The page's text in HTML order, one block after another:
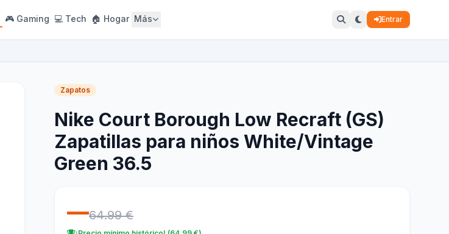
🎮 Gaming 💻 Tech 🏠 Hogar Más Entrar
Zapatos
Nike Court Borough Low Recraft (GS)
Zapatillas para niños White/Vintage
Green 36.5
—64.99 €